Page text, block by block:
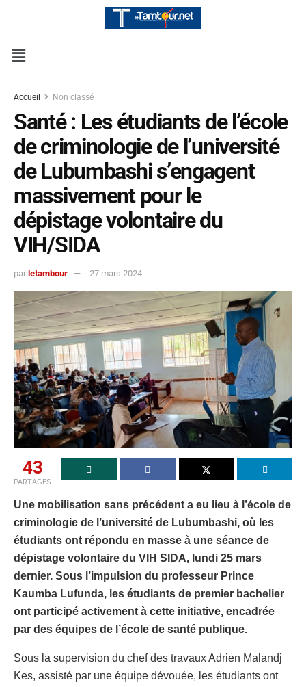
Accueil Non classé
Santé : Les étudiants de l’école
de criminologie de l’université
de Lubumbashi s’engagent
massivement pour le
dépistage volontaire du
VIH/SIDA
par letambour 27 mars 2024
43
PARTAGES
Une mobilisation sans précédent a eu lieu à l’école de
criminologie de l’université de Lubumbashi, où les
étudiants ont répondu en masse à une séance de
dépistage volontaire du VIH SIDA, lundi 25 mars
dernier. Sous l’impulsion du professeur Prince
Kaumba Lufunda, les étudiants de premier bachelier
ont participé activement à cette initiative, encadrée
par des équipes de l’école de santé publique.
Sous la supervision du chef des travaux Adrien Malandj
Kes, assisté par une équipe dévouée, les étudiants ont